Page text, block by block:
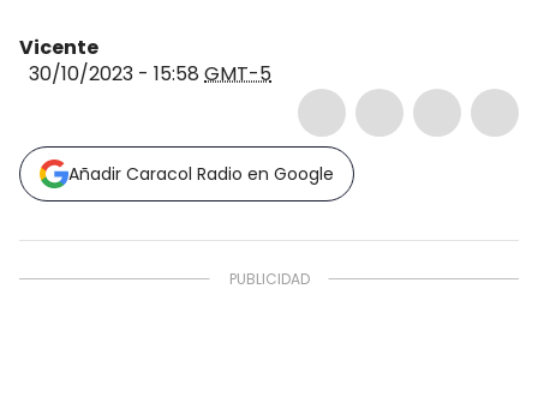
Vicente
30/10/2023 - 15:58 GMT-5
Añadir Caracol Radio en Google